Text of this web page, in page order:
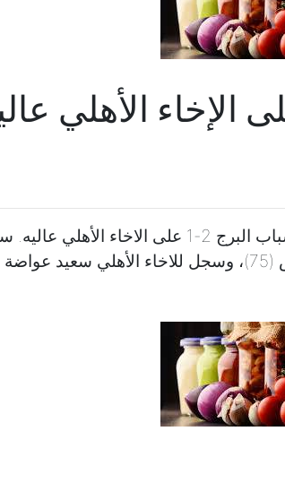
الأهلي
إنتهاء المباراة على ملعب العهد بفوز شباب البرج 2-1 على